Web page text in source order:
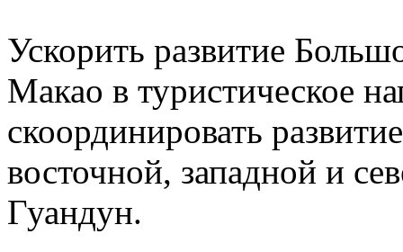
Ускорить развитие
Макао в туристическое
скоординировать
восточной, западной и
Гуандун.